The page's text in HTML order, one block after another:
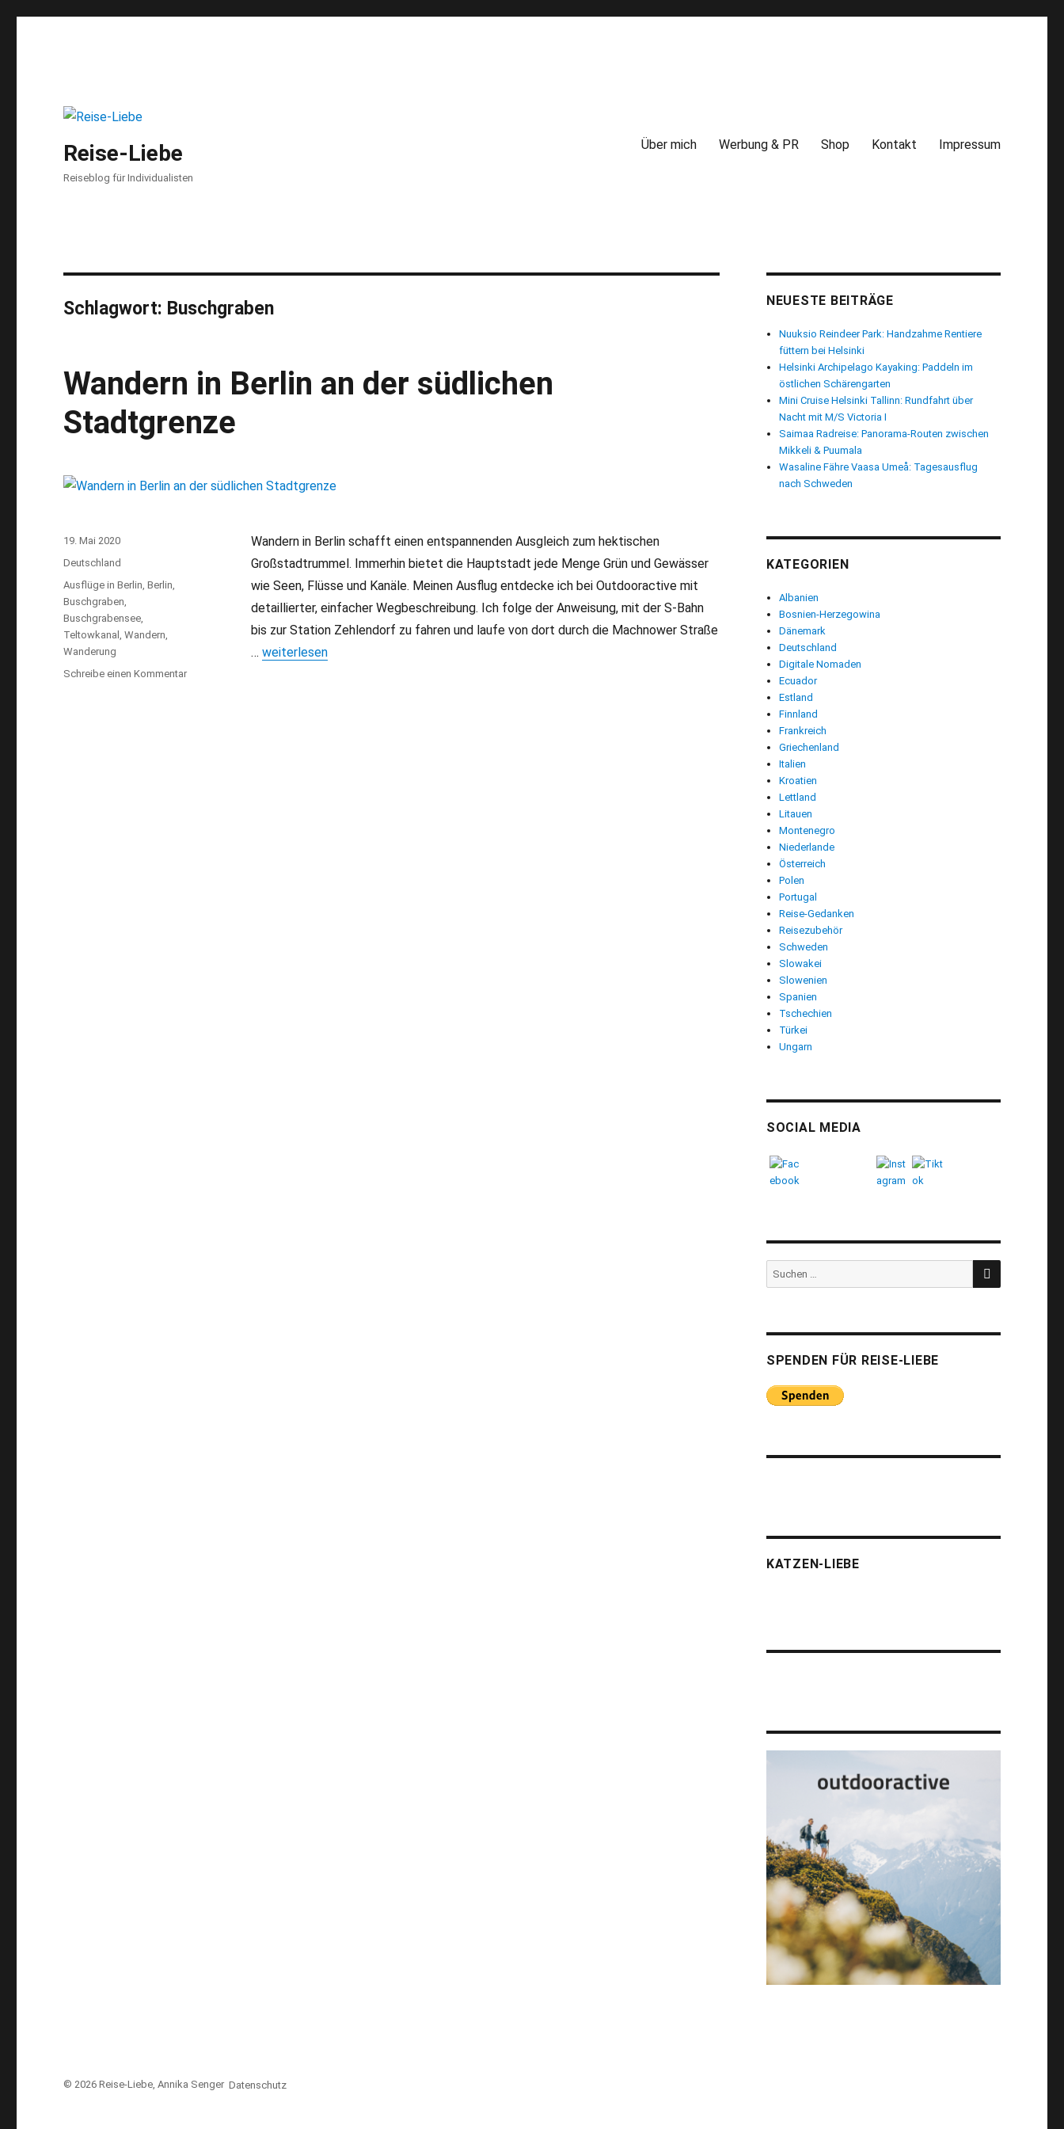
Reise-Liebe
Reiseblog für Individualisten
Über mich Werbung & PR Shop Kontakt Impressum
Schlagwort: Buschgraben
Wandern in Berlin an der südlichen
Stadtgrenze
Wandern in Berlin schafft einen entspannenden Ausgleich zum hektischen
Großstadtrummel. Immerhin bietet die Hauptstadt jede Menge Grün und Gewässer
wie Seen, Flüsse und Kanäle. Meinen Ausflug entdecke ich bei Outdooractive mit
detaillierter, einfacher Wegbeschreibung. Ich folge der Anweisung, mit der S-Bahn
bis zur Station Zehlendorf zu fahren und laufe von dort durch die Machnower Straße
… „Wandern in Berlin an der südlichen Stadtgrenze“
weiterlesen
Veröffentlicht
am
19. Mai 2020
Kategorien
Deutschland
Schlagwörter
Ausflüge in Berlin ,Berlin
Buschgraben
Buschgrabensee
Teltowkanal
,Wandern
Wanderung
Schreibe einen Kommentar
NEUESTE BEITRÄGE
Nuuksio Reindeer Park: Handzahme Rentiere
füttern bei Helsinki
Helsinki Archipelago Kayaking: Paddeln im
östlichen Schärengarten
Mini Cruise Helsinki Tallinn: Rundfahrt über
Nacht mit M/S Victoria I
Saimaa Radreise: Panorama-Routen zwischen
Mikkeli & Puumala
Wasaline Fähre Vaasa Umeå: Tagesausflug
nach Schweden
KATEGORIEN
Albanien
Bosnien-Herzegowina
Dänemark
Deutschland
Digitale Nomaden
Ecuador
Estland
Finnland
Frankreich
Griechenland
Italien
Kroatien
Lettland
Litauen
Montenegro
Niederlande
Österreich
Polen
Portugal
Reise-Gedanken
Reisezubehör
Schweden
Slowakei
Slowenien
Spanien
Tschechien
Türkei
Ungarn
SOCIAL MEDIA
Suchen
nach:
SUCHEN
SPENDEN FÜR REISE-LIEBE
KATZEN-LIEBE
Datenschutz
© 2026Reise-Liebe, Annika Senger